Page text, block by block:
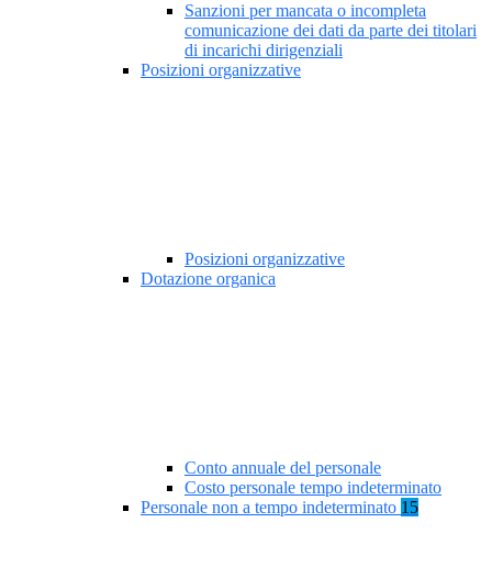
Sanzioni per mancata o incompleta
comunicazione dei dati da parte dei titolari
di incarichi dirigenziali
Posizioni organizzative
Posizioni organizzative
Dotazione organica
Conto annuale del personale
Costo personale tempo indeterminato
Personale non a tempo indeterminato 15